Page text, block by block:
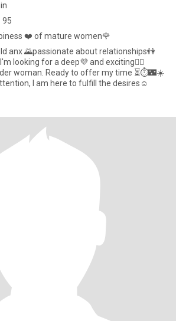
95
❤️ of mature women🌹
anx 🌄passionate about relationships👫
looking for a deep💜 and exciting❤️‍🔥
woman. Ready to offer my time ⏳⏱️🌃☀️
I am here to fulfill the desires☺